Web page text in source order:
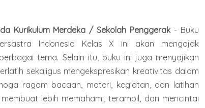
Kurikulum Merdeka / Sekolah Penggerak - Buku
Indonesia Kelas X ini akan mengajak
tema. Selain itu, buku ini juga menyajikan
sekaligus mengekspresikan kreativitas dalam
ragam bacaan, materi, kegiatan, dan latihan
lebih memahami, terampil, dan mencintai